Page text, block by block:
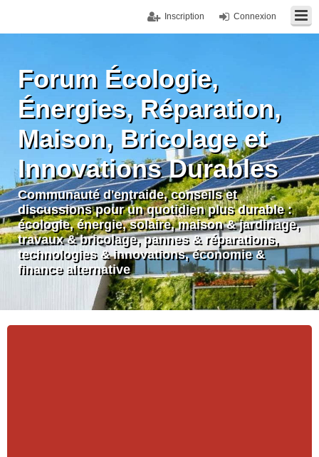
Connexion
Inscription
Forum Écologie,
Énergies, Réparation,
Maison, Bricolage et
Innovations Durables
Communauté d'entraide, conseils et
discussions pour un quotidien plus durable :
écologie, énergie, solaire, maison & jardinage,
travaux & bricolage, pannes & réparations,
technologies & innovations, économie &
finance alternative